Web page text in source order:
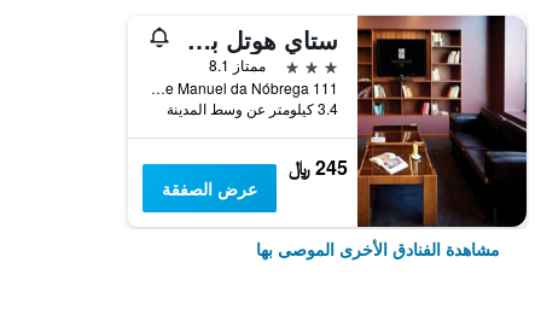
ستاي هوتل بورتو سنترو أنتاس
3 نجوم
ممتاز 8.1
Rua Padre Manuel da Nóbrega 111, بورتو, محافظة بورتو, البرتغال
3.4 كيلومتر عن وسط المدينة
245 ﷼
عرض الصفقة
مشاهدة الفنادق الأخرى الموصى بها